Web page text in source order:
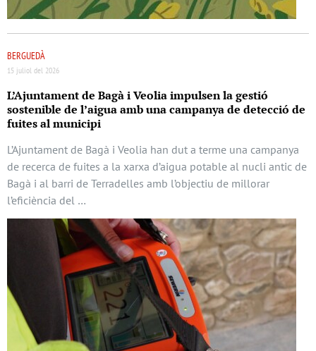
BERGUEDÀ
15 juliol del 2026
L’Ajuntament de Bagà i Veolia impulsen la gestió
sostenible de l’aigua amb una campanya de detecció de
fuites al municipi
L’Ajuntament de Bagà i Veolia han dut a terme una campanya
de recerca de fuites a la xarxa d’aigua potable al nucli antic de
Bagà i al barri de Terradelles amb l’objectiu de millorar
l’eficiència del …